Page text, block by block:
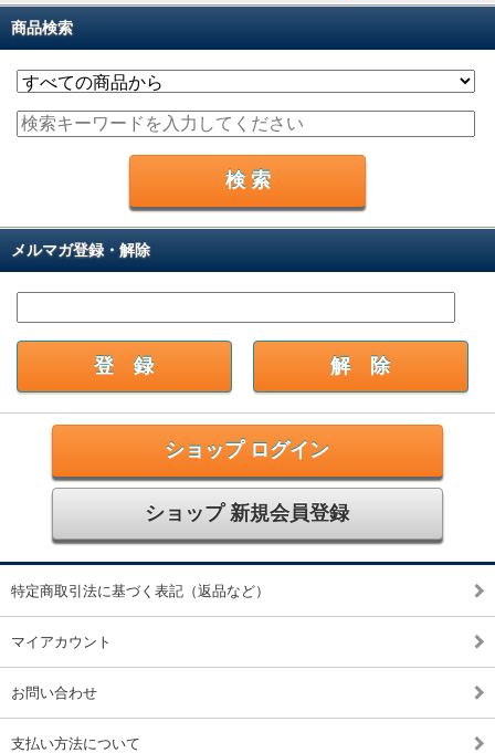
商品検索
メルマガ登録・解除
ショップ ログイン
ショップ 新規会員登録
特定商取引法に基づく表記（返品など）
マイアカウント
お問い合わせ
支払い方法について